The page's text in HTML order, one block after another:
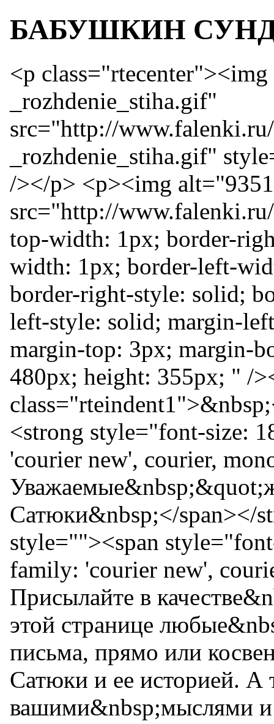
БАБУШКИН
<p
_rozhdenie_stiha.gif"
src="http://
_rozhdenie_stiha.gif"
/></p> <p><img
src="http://
top-width: 1px; border-
width: 1px; border-left-
border-right-style: solid;
left-style: solid; margin-
margin-top: 3px; margin-
480px; height: 355px; " /
<strong style="font-size:
'courier new', courier,
Сатюки&nbsp;</span></
style=""><span
family: 'courier new',
Присылайте в
этой странице
письма, прямо или
Сатюки и ее историей. А
вашими&nbsp;мыслями